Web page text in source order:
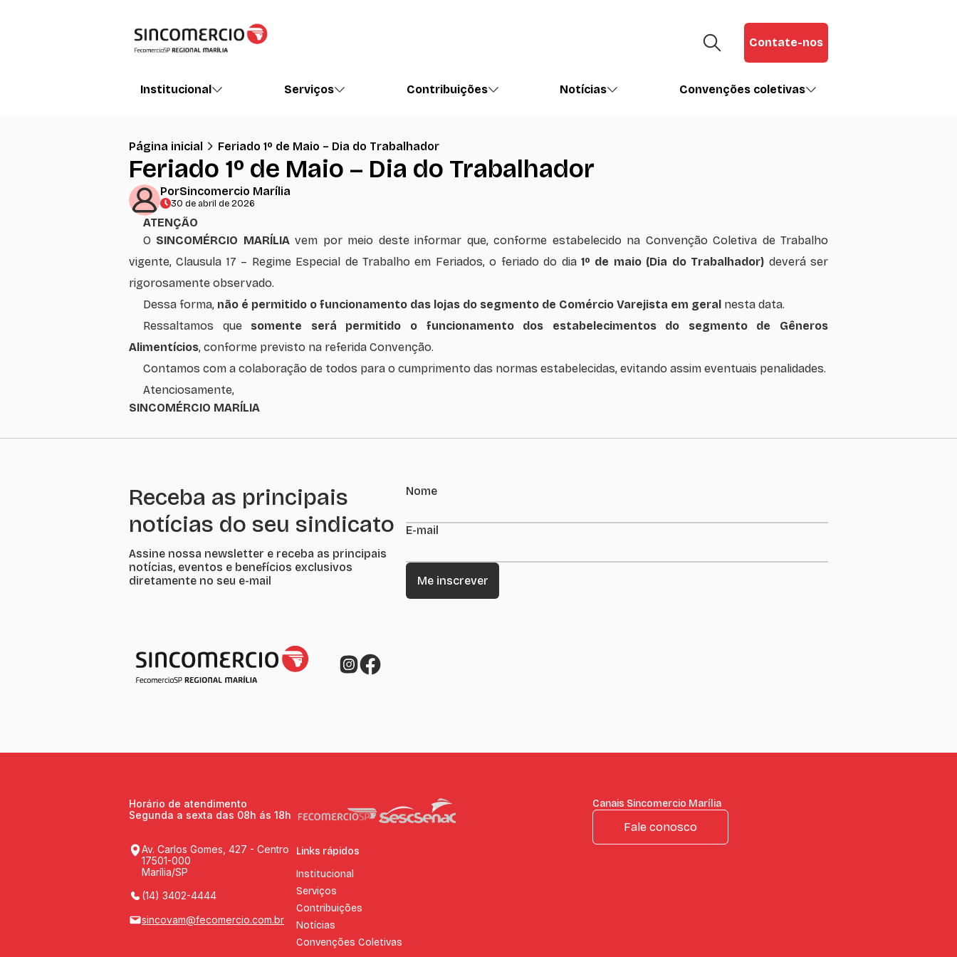
Contate-nos
Institucional Serviços Contribuições Notícias Convenções coletivas
Página inicial Feriado 1º de Maio – Dia do Trabalhador
Feriado 1º de Maio – Dia do Trabalhador
PorSincomercio Marília
30 de abril de 2026
ATENÇÃO
O SINCOMÉRCIO MARÍLIAvem por meio deste informar que, conforme estabelecido na Convenção Coletiva de Trabalho
vigente, Clausula 17 – Regime Especial de Trabalho em Feriados, o feriado do dia 1º de maio (Dia do Trabalhador) deverá ser
rigorosamente observado.
Dessa forma, não é permitido o funcionamento das lojas do segmento de Comércio Varejista em geral nesta data.
Ressaltamos que somente será permitido o funcionamento dos estabelecimentos do segmento de Gêneros
Alimentícios, conforme previsto na referida Convenção.
Contamos com a colaboração de todos para o cumprimento das normas estabelecidas, evitando assim eventuais penalidades.
Atenciosamente,
SINCOMÉRCIO MARÍLIA
Receba as principais
notícias do seu sindicato
Assine nossa newsletter e receba as principais
notícias, eventos e benefícios exclusivos
diretamente no seu e-mail
Nome
E-mail
Horário de atendimento
Segunda a sexta das 08h ás 18h
Av. Carlos Gomes, 427 - Centro
17501-000
Marília/SP
(14) 3402-4444
sincovam@fecomercio.com.br
Links rápidos
Institucional
Serviços
Contribuições
Notícias
Convenções Coletivas
Canais Sincomercio Marília
Fale conosco